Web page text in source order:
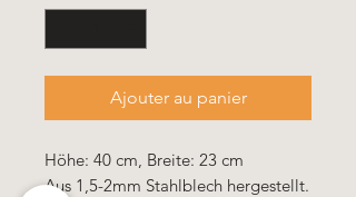
Ajouter au panier
Höhe: 40 cm, Breite: 23 cm
Aus 1,5-2mm Stahlblech hergestellt.